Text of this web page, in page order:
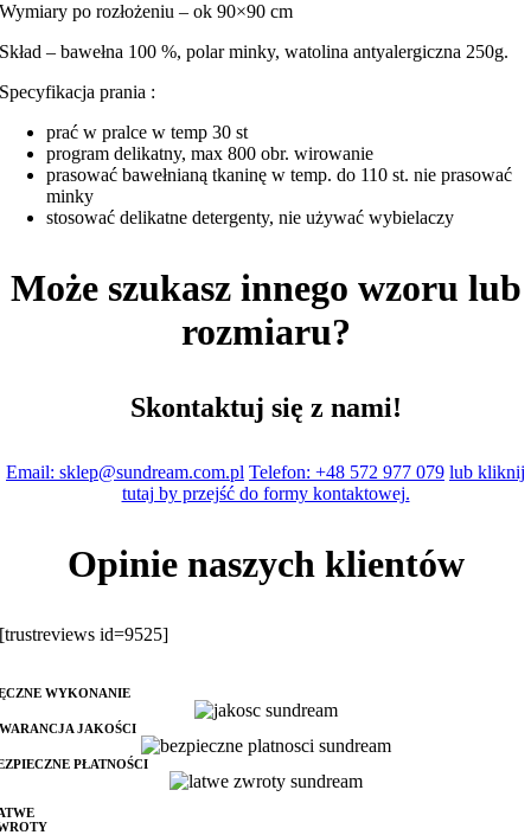
Wymiary po rozłożeniu – ok 90×90 cm
Skład – bawełna 100 %, polar minky, watolina antyalergiczna 250g.
Specyfikacja prania :
prać w pralce w temp 30 st
program delikatny, max 800 obr. wirowanie
prasować bawełnianą tkaninę w temp. do 110 st. nie prasować
minky
stosować delikatne detergenty, nie używać wybielaczy
Może szukasz innego wzoru lub
rozmiaru?
Skontaktuj się z nami!
Email: sklep@sundream.com.pl Telefon: +48 572 977 079 lub kliknij
tutaj by przejść do formy kontaktowej.
Opinie naszych klientów
[trustreviews id=9525]
WYKONANIE
JAKOŚCI
PŁATNOŚCI